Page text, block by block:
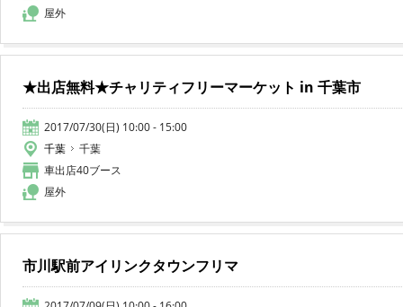
屋外
★出店無料★チャリティフリーマーケット in 千葉市
2017/07/30(日) 10:00 - 15:00
千葉
千葉
車出店40ブース
屋外
市川駅前アイリンクタウンフリマ